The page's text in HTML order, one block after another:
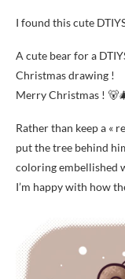
I found this cute
A cute bear for a
Christmas drawing !
Merry Christmas !
Rather than keep a «
put the tree behind
coloring embellished
I’m happy with how